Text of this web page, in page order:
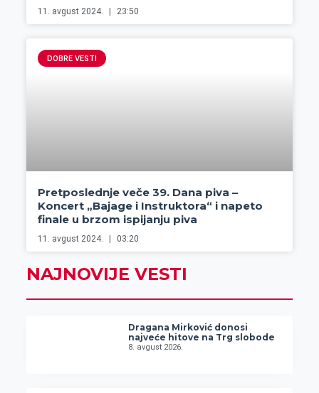
11. avgust 2024. 23:50
DOBRE VESTI
Pretposlednje veče 39. Dana piva –
Koncert „Bajage i Instruktora“ i napeto
finale u brzom ispijanju piva
11. avgust 2024. 03:20
NAJNOVIJE VESTI
Dragana Mirković donosi
najveće hitove na Trg slobode
8. avgust 2026.